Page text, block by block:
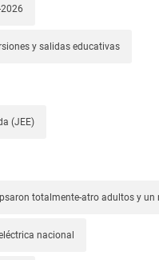
y salidas educativas
(JEE)
totalmente-atro adultos y un
nacional